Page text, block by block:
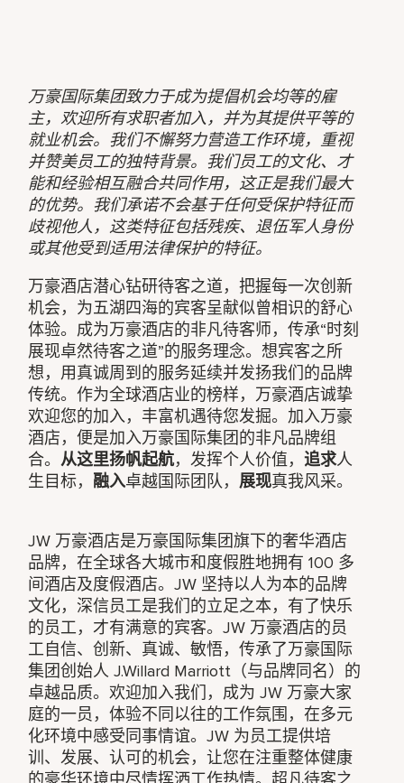
万豪国际集团致力于成为提倡机会均等的雇
主，欢迎所有求职者加入，并为其提供平等的
就业机会。我们不懈努力营造工作环境，重视
并赞美员工的独特背景。我们员工的文化、才
能和经验相互融合共同作用，这正是我们最大
的优势。我们承诺不会基于任何受保护特征而
歧视他人，这类特征包括残疾、退伍军人身份
或其他受到适用法律保护的特征。
万豪酒店潜心钻研待客之道，把握每一次创新
机会，为五湖四海的宾客呈献似曾相识的舒心
体验。成为万豪酒店的非凡待客师，传承“时刻
展现卓然待客之道”的服务理念。想宾客之所
想，用真诚周到的服务延续并发扬我们的品牌
传统。作为全球酒店业的榜样，万豪酒店诚挚
欢迎您的加入，丰富机遇待您发掘。加入万豪
酒店，便是加入万豪国际集团的非凡品牌组
合。从这里扬帆起航，发挥个人价值，追求人
生目标， 融入卓越国际团队， 展现真我风采。
JW 万豪酒店是万豪国际集团旗下的奢华酒店
品牌，在全球各大城市和度假胜地拥有 100 多
间酒店及度假酒店。JW 坚持以人为本的品牌
文化，深信员工是我们的立足之本，有了快乐
的员工，才有满意的宾客。JW 万豪酒店的员
工自信、创新、真诚、敏悟，传承了万豪国际
集团创始人 J.Willard Marriott（与品牌同名）的
卓越品质。欢迎加入我们，成为 JW 万豪大家
庭的一员，体验不同以往的工作氛围，在多元
化环境中感受同事情谊。JW 为员工提供培
训、发展、认可的机会，让您在注重整体健康
的豪华环境中尽情挥洒工作热情。超凡待客之